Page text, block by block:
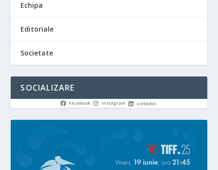
Echipa
Editoriale
Societate
SOCIALIZARE
Facebook Instagram LinkedIn